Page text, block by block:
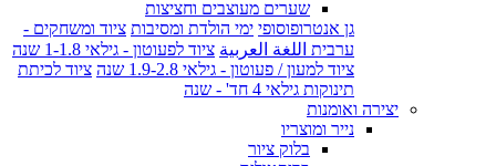
שערים מעוצבים וחציצות
גן אנטרופוסופי ימי הולדת ומסיבות ציוד ומשחקים -
ערבית اللغة العربية ציוד לפעוטון - גילאי 1-1.8 שנה
ציוד למעון / פעוטון - גילאי 1.9-2.8 שנה
ציוד לכיתת
תינוקות גילאי 4 חד' - שנה
יצירה ואומנות
נייר ומוצריו
בלוק ציור